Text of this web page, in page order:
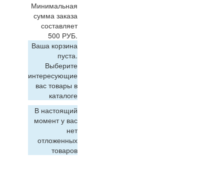
Минимальная
сумма заказа
составляет
500 РУБ.
Ваша корзина
пуста.
Выберите
интересующие
вас товары в
каталоге
В настоящий
момент у вас
нет
отложенных
товаров